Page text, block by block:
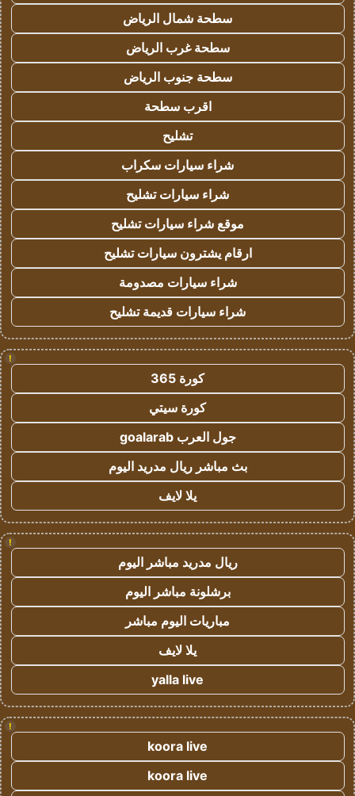
سطحة شمال الرياض
سطحة غرب الرياض
سطحة جنوب الرياض
اقرب سطحة
تشليح
شراء سيارات سكراب
شراء سيارات تشليح
موقع شراء سيارات تشليح
ارقام يشترون سيارات تشليح
شراء سيارات مصدومة
شراء سيارات قديمة تشليح
!
كورة 365
كورة سيتي
جول العرب goalarab
بث مباشر ريال مدريد اليوم
يلا لايف
!
ريال مدريد مباشر اليوم
برشلونة مباشر اليوم
مباريات اليوم مباشر
يلا لايف
yalla live
!
koora live
koora live